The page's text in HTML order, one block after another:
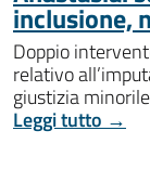
inclusione,
Doppio
relativo
giustizia minorile
Leggi tutto →